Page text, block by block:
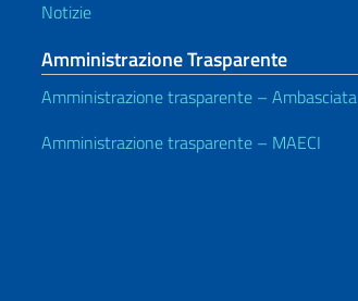
Notizie
Amministrazione Trasparente
Amministrazione trasparente – Ambasciata
Amministrazione trasparente – MAECI